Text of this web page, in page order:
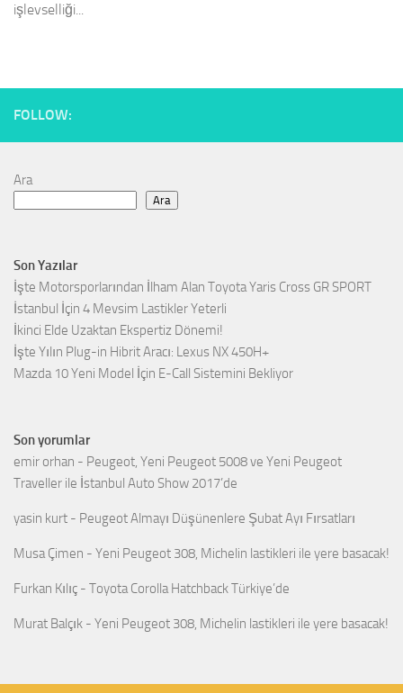
işlevselliği...
FOLLOW:
Ara
Ara
Son Yazılar
İşte Motorsporlarından İlham Alan Toyota Yaris Cross GR SPORT
İstanbul İçin 4 Mevsim Lastikler Yeterli
İkinci Elde Uzaktan Ekspertiz Dönemi!
İşte Yılın Plug-in Hibrit Aracı: Lexus NX 450H+
Mazda 10 Yeni Model İçin E-Call Sistemini Bekliyor
Son yorumlar
emir orhan - Peugeot, Yeni Peugeot 5008 ve Yeni Peugeot
Traveller ile İstanbul Auto Show 2017’de
yasin kurt - Peugeot Almayı Düşünenlere Şubat Ayı Fırsatları
Musa Çimen - Yeni Peugeot 308, Michelin lastikleri ile yere basacak!
Furkan Kılıç - Toyota Corolla Hatchback Türkiye’de
Murat Balçık - Yeni Peugeot 308, Michelin lastikleri ile yere basacak!